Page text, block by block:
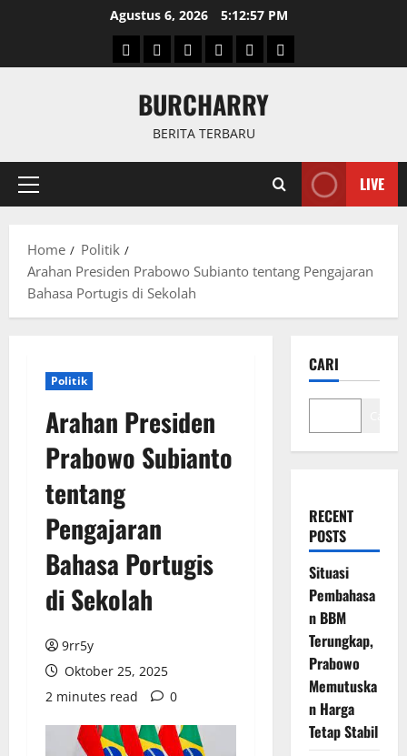
Agustus 6, 2026 5:12:58 PM
BerandaNewsPolitikKeriminal
OlahragaInternasional
BURCHARRY
BERITA TERBARU
Primary
LIVE
Home
Politik
Arahan Presiden Prabowo Subianto tentang Pengajaran
Bahasa Portugis di Sekolah
Politik
Arahan Presiden
Prabowo Subianto
tentang
Pengajaran
Bahasa Portugis
di Sekolah
9rr5y
Oktober 25, 2025
2 minutes read
0
CARI
RECENT
POSTS
Situasi
Pembahasa
n BBM
Terungkap,
Prabowo
Memutuska
n Harga
Tetap Stabil